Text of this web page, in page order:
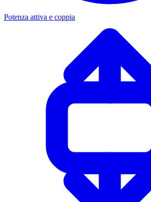
Potenza attiva e coppia